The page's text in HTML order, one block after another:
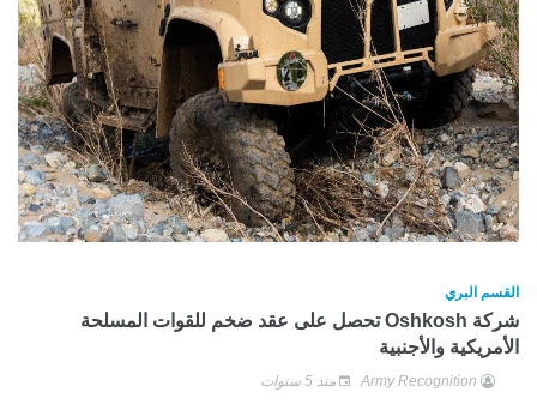
القسم البري
شركة Oshkosh تحصل على عقد ضخم للقوات المسلحة
الأمريكية والأجنبية
Army Recognition منذ 5 سنوات